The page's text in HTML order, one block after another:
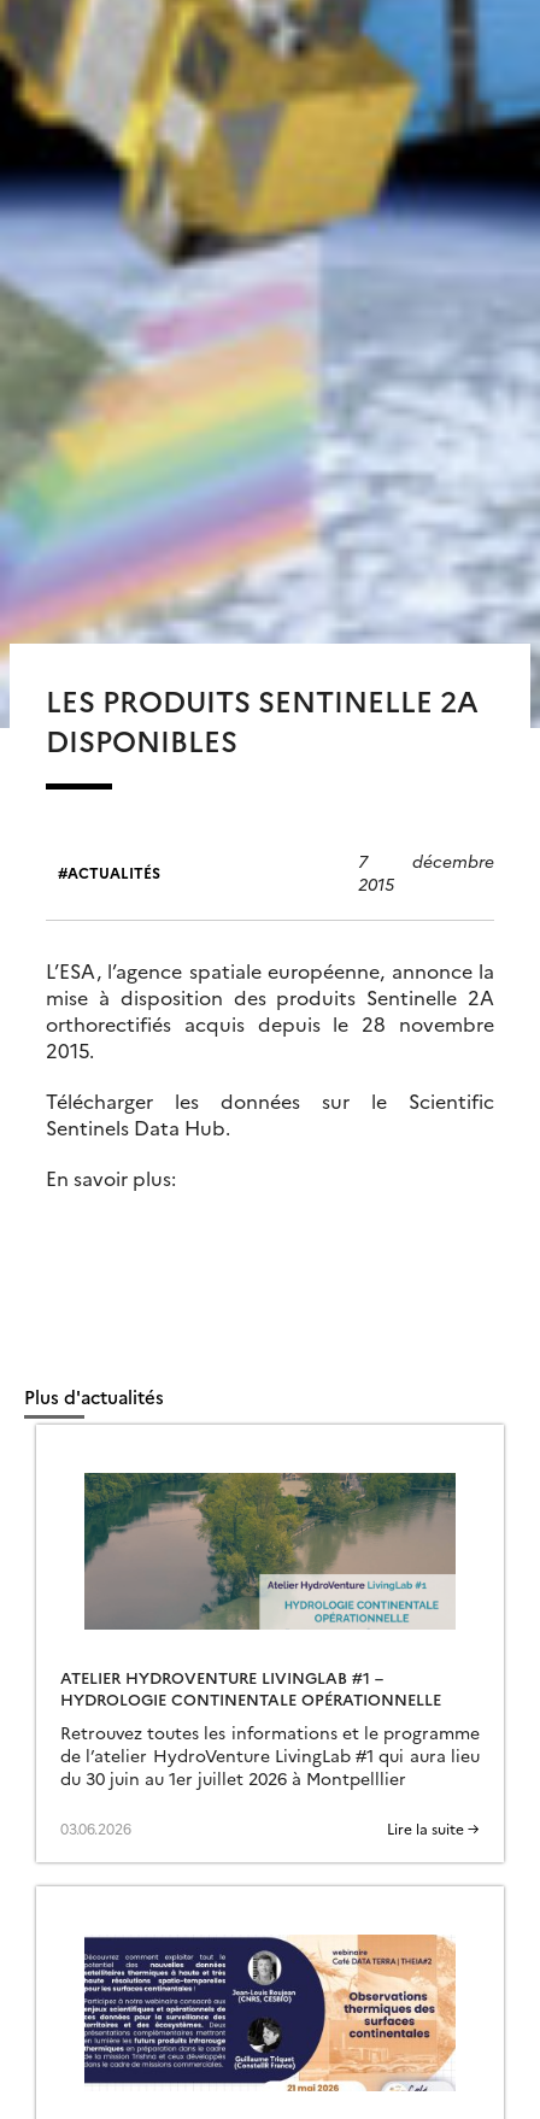
LES PRODUITS SENTINELLE 2A
DISPONIBLES
ACTUALITÉS
7 décembre
2015
L’ESA, l’agence spatiale européenne, annonce la
mise à disposition des produits Sentinelle 2A
orthorectifiés acquis depuis le 28 novembre
2015.
Télécharger les données sur le Scientific
Sentinels Data Hub.
En savoir plus:
Plus d'actualités
ATELIER HYDROVENTURE LIVINGLAB #1 –
HYDROLOGIE CONTINENTALE OPÉRATIONNELLE
Retrouvez toutes les informations et le programme
de l’atelier HydroVenture LivingLab #1 qui aura lieu
du 30 juin au 1er juillet 2026 à Montpelllier
03.06.2026 Lire la suite →